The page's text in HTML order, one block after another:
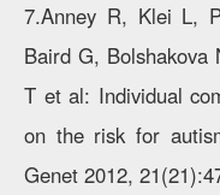
7.Anney R, Klei L,
Baird G, Bolshakova
T et al: Individual
on the risk for
Genet 2012,